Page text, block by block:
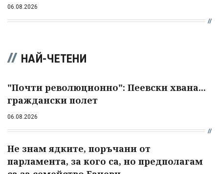
06.08.2026
НАЙ-ЧЕТЕНИ
"Почти революционно": Пеевски хвана...
граждански полет
06.08.2026
Не знам ядките, поръчани от
парламента, за кого са, но предполагам